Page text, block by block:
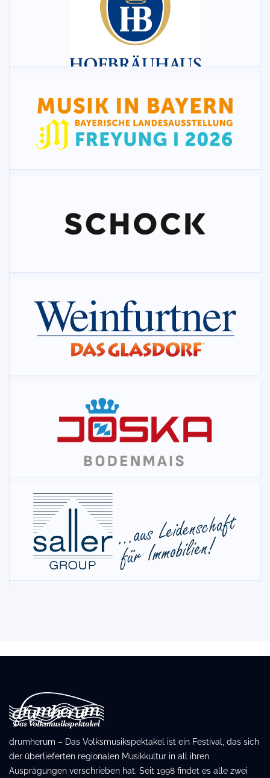
drumherum – Das Volksmusikspektakel ist ein Festival, das sich
der überlieferten regionalen Musikkultur in all ihren
Ausprägungen verschrieben hat. Seit 1998 findet es alle zwei